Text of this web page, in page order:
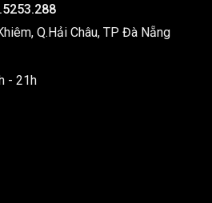
Q.Hải Châu, TP Đà Nẵng
- 21h